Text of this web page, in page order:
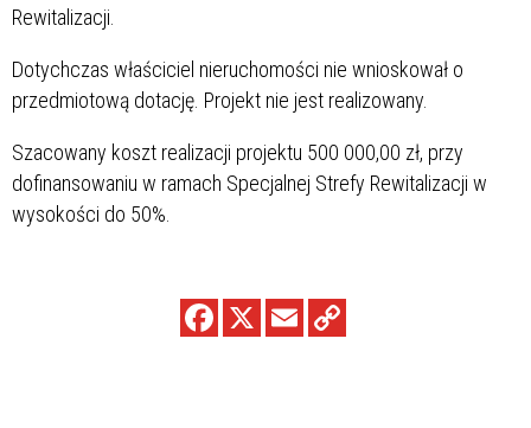
Rewitalizacji.
Dotychczas właściciel nieruchomości nie wnioskował o
przedmiotową dotację. Projekt nie jest realizowany.
Szacowany koszt realizacji projektu 500 000,00 zł, przy
dofinansowaniu w ramach Specjalnej Strefy Rewitalizacji w
wysokości do 50%.